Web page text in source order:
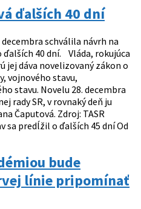
ďalších 40 dní
schválila návrh na
40 dní. Vláda, rokujúca
dáva novelizovaný zákon o
vojnového stavu,
stavu. Novelu 28. decembra
rady SR, v rovnaký deň ju
Čaputová. Zdroj: TASR
sa predĺžil o ďalších 45 dní Od
bude
línie pripomínať